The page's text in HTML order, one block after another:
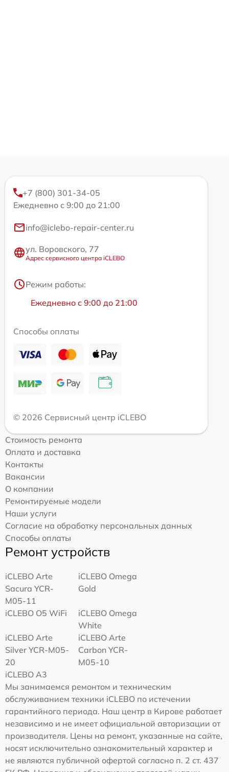
+7 (800) 301-34-05
Ежедневно с 9:00 до 21:00
info@iclebo-repair-center.ru
ул. Воровского, 77
Адрес сервисного центра iCLEBO
Режим работы:
Ежедневно с 9:00 до 21:00
Способы оплаты
© 2026 Сервисный центр iCLEBO
Стоимость ремонта
Оплата и доставка
Контакты
Вакансии
О компании
Ремонтируемые модели
Наши услуги
Согласие на обработку персональных данных
Способы оплаты
Ремонт устройств
iCLEBO Arte
Sacura YCR-
M05-11
iCLEBO Omega
Gold
iCLEBO O5 WiFi
iCLEBO Omega
White
iCLEBO Arte
Silver YCR-M05-
20
iCLEBO Arte
Carbon YCR-
M05-10
iCLEBO A3
Мы занимаемся ремонтом и техническим
обслуживанием техники iCLEBO по истечении
гарантийного периода. Наш центр в Кирове работает
независимо и не имеет официальной авторизации от
производителя. Цены на ремонт, указанные на сайте,
носят исключительно ознакомительный характер и
не являются публичной офертой согласно п. 2 ст. 437